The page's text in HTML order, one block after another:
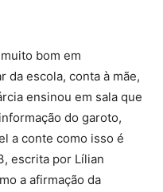
bom em
da escola, conta à mãe,
ensinou em sala que
do garoto,
a conte como isso é
escrita por Lílian
a afirmação da